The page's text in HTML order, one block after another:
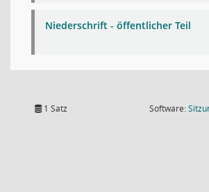
Niederschrift - öffentlicher Teil
1 Satz Software: